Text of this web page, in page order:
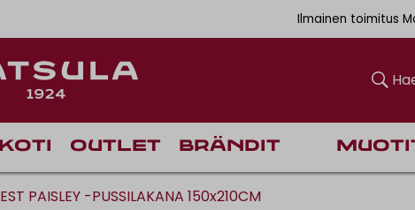
Ilmainen toimitus
Koti Outlet Brändit
PAISLEY -PUSSILAKANA 150x210CM